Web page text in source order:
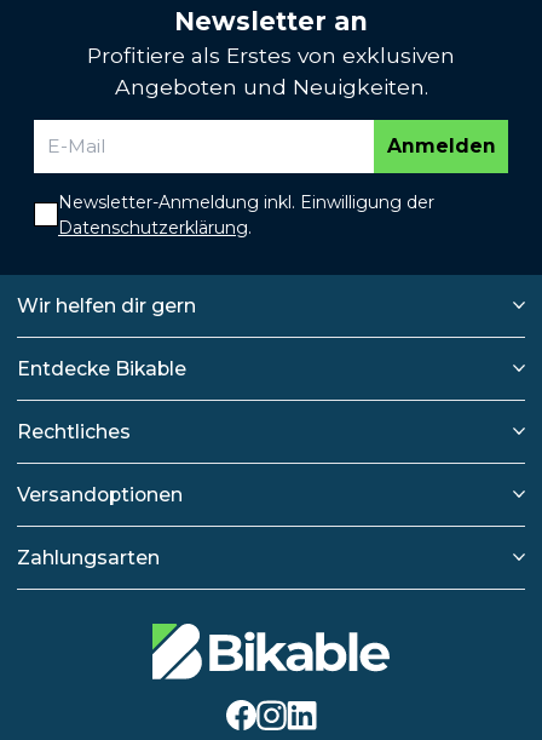
Newsletter an
Profitiere als Erstes von exklusiven
Angeboten und Neuigkeiten.
Anmelden
Newsletter-Anmeldung inkl. Einwilligung der
Datenschutzerklärung.
Wir helfen dir gern
Entdecke Bikable
Rechtliches
Versandoptionen
Zahlungsarten